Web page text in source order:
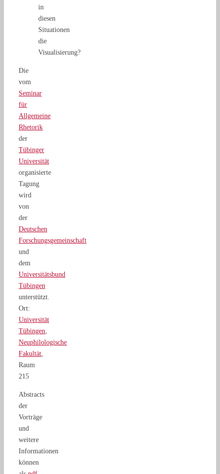
in
diesen
Situationen
die
Visualisierung?
Die
vom
Seminar
für
Allgemeine
Rhetorik
der
Tübinger
Universität
organisierte
Tagung
wird
von
der
Deutschen
Forschungsgemeinschaft
und
dem
Universitätsbund
Tübingen
unterstützt.
Ort:
Universität
Tübingen
Neuphilologische
Fakultät
Raum
215
Abstracts
der
Vorträge
und
weitere
Informationen
können